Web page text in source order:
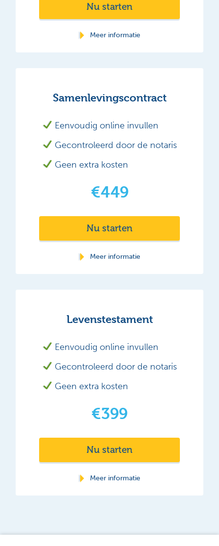
Nu starten
Meer informatie
Samenlevingscontract
Eenvoudig online invullen
Gecontroleerd door de notaris
Geen extra kosten
€449
Nu starten
Meer informatie
Levenstestament
Eenvoudig online invullen
Gecontroleerd door de notaris
Geen extra kosten
€399
Nu starten
Meer informatie
vrijstellingen over 2026